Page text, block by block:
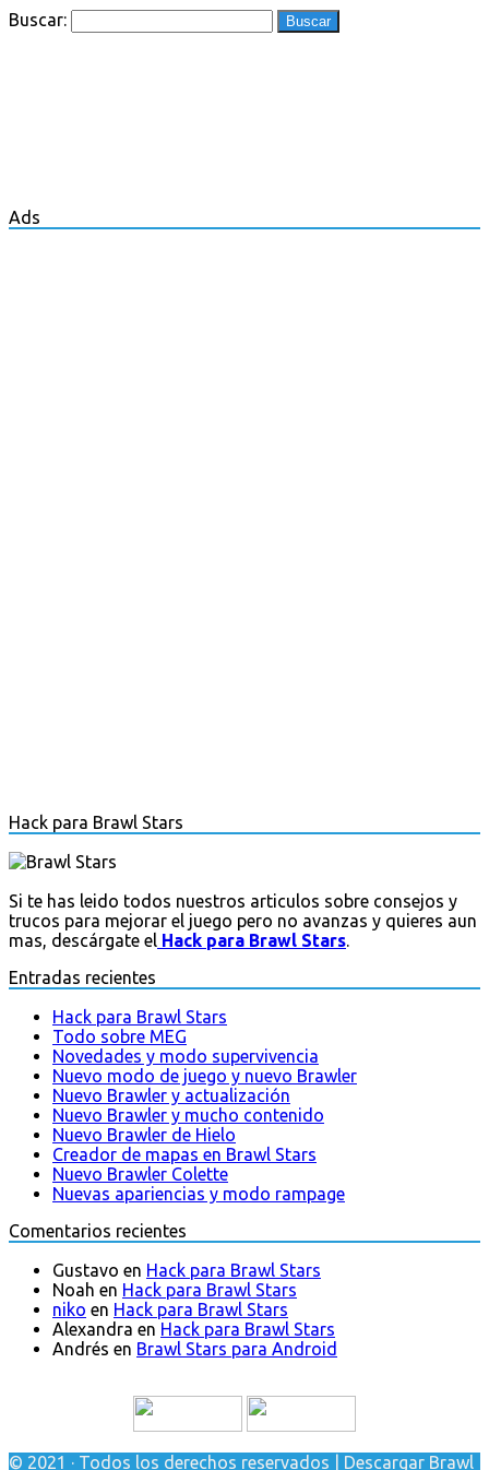
Buscar:
Ads
Hack para Brawl Stars
Si te has leido todos nuestros articulos sobre consejos y
trucos para mejorar el juego pero no avanzas y quieres aun
mas, descárgate el Hack para Brawl Stars.
Entradas recientes
Hack para Brawl Stars
Todo sobre MEG
Novedades y modo supervivencia
Nuevo modo de juego y nuevo Brawler
Nuevo Brawler y actualización
Nuevo Brawler y mucho contenido
Nuevo Brawler de Hielo
Creador de mapas en Brawl Stars
Nuevo Brawler Colette
Nuevas apariencias y modo rampage
Comentarios recientes
Gustavo en Hack para Brawl Stars
Noah en Hack para Brawl Stars
niko en Hack para Brawl Stars
Alexandra en Hack para Brawl Stars
Andrés en Brawl Stars para Android
© 2021 · Todos los derechos reservados | Descargar Brawl